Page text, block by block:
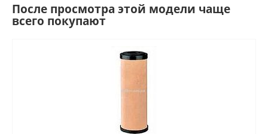
После просмотра этой модели чаще
всего покупают